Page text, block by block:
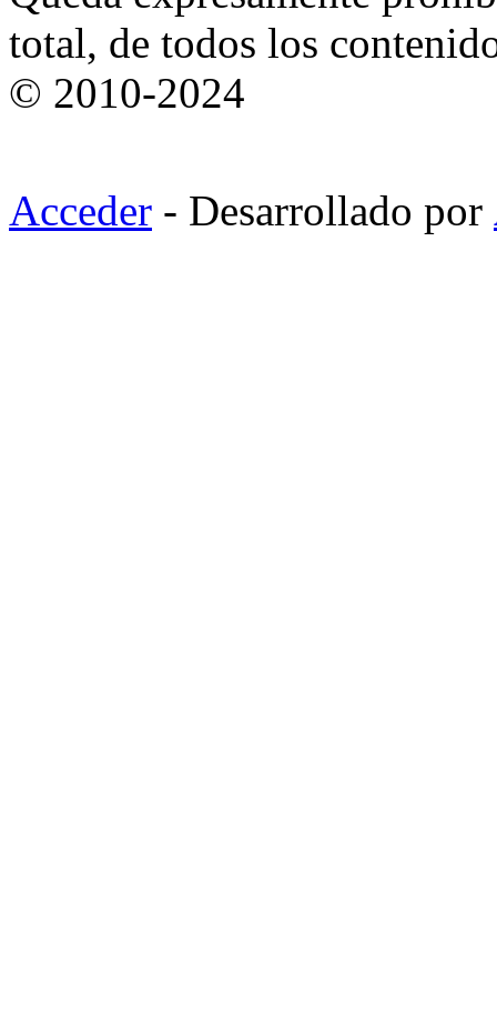
total, de todos los
© 2010-2024
Acceder - Desarrollado por